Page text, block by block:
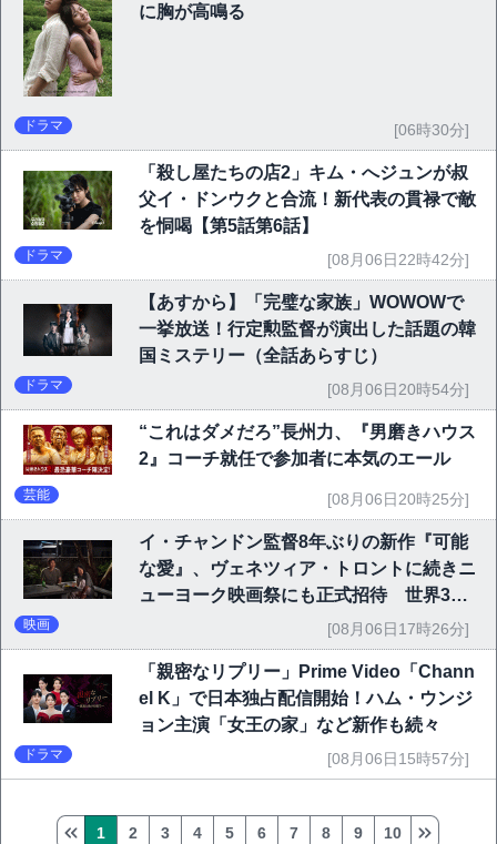
に胸が高鳴る
ドラマ [06時30分]
「殺し屋たちの店2」キム・へジュンが叔
父イ・ドンウクと合流！新代表の貫禄で敵
を恫喝【第5話第6話】
ドラマ [08月06日22時42分]
【あすから】「完璧な家族」WOWOWで
一挙放送！行定勲監督が演出した話題の韓
国ミステリー（全話あらすじ）
ドラマ [08月06日20時54分]
“これはダメだろ”長州力、『男磨きハウス
2』コーチ就任で参加者に本気のエール
芸能 [08月06日20時25分]
イ・チャンドン監督8年ぶりの新作『可能
な愛』、ヴェネツィア・トロントに続きニ
ューヨーク映画祭にも正式招待 世界3大
映画祭で快挙｜Netflix映画
映画 [08月06日17時26分]
「親密なリプリー」Prime Video「Chann
el K」で日本独占配信開始！ハム・ウンジ
ョン主演「女王の家」など新作も続々
ドラマ [08月06日15時57分]
1 2 3 4 5 6 7 8 9 10